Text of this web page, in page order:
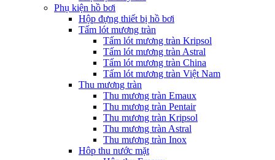
Phụ kiện hồ bơi
Hộp đựng thiết bị hồ bơi
Tấm lót mương tràn
Tấm lót mương tràn Kripsol
Tấm lót mương tràn Astral
Tấm lót mương tràn China
Tấm lót mương tràn Việt Nam
Thu mương tràn
Thu mương tràn Emaux
Thu mương tràn Pentair
Thu mương tràn Kripsol
Thu mương tràn Astral
Thu mương tràn Inox
Hôp thu nước mặt